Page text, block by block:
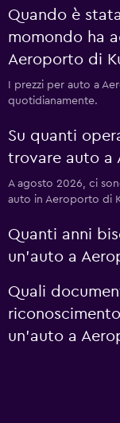
Quando è
momondo ha
Aeroporto di
I prezzi per auto a
quotidianamente.
Su quanti
trovare auto a
A agosto 2026, ci
auto in Aeroporto di
Quanti anni
un'auto a
Quali
un'auto a